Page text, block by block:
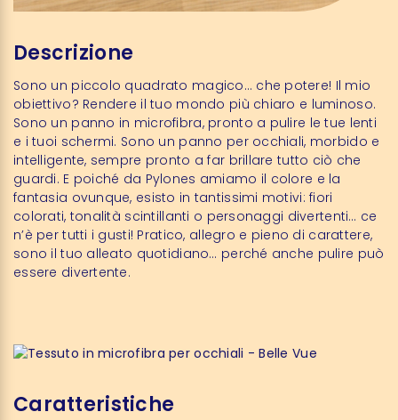
Descrizione
Sono un piccolo quadrato magico… che potere! Il mio
obiettivo? Rendere il tuo mondo più chiaro e luminoso.
Sono un panno in microfibra, pronto a pulire le tue lenti
e i tuoi schermi. Sono un panno per occhiali, morbido e
intelligente, sempre pronto a far brillare tutto ciò che
guardi. E poiché da Pylones amiamo il colore e la
fantasia ovunque, esisto in tantissimi motivi: fiori
colorati, tonalità scintillanti o personaggi divertenti… ce
n’è per tutti i gusti! Pratico, allegro e pieno di carattere,
sono il tuo alleato quotidiano… perché anche pulire può
essere divertente.
Caratteristiche